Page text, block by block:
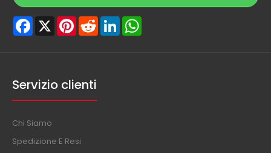
Facebook
X PinterestRedditLinkedIn
Servizio clienti
Chi Siamo
Spedizione E Resi